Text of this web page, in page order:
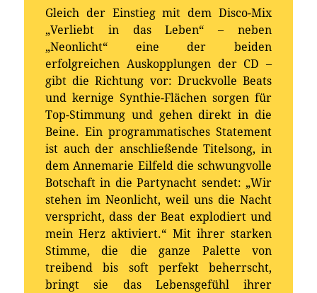
Gleich der Einstieg mit dem Disco-Mix
„Verliebt in das Leben“ – neben
„Neonlicht“ eine der beiden
erfolgreichen Auskopplungen der CD –
gibt die Richtung vor: Druckvolle Beats
und kernige Synthie-Flächen sorgen für
Top-Stimmung und gehen direkt in die
Beine. Ein programmatisches Statement
ist auch der anschließende Titelsong, in
dem Annemarie Eilfeld die schwungvolle
Botschaft in die Partynacht sendet: „Wir
stehen im Neonlicht, weil uns die Nacht
verspricht, dass der Beat explodiert und
mein Herz aktiviert.“ Mit ihrer starken
Stimme, die die ganze Palette von
treibend bis soft perfekt beherrscht,
bringt sie das Lebensgefühl ihrer